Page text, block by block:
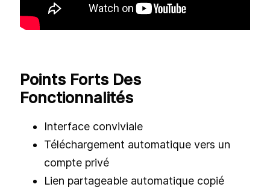
Points Forts Des
Fonctionnalités
Interface conviviale
Téléchargement automatique vers un
compte privé
Lien partageable automatique copié